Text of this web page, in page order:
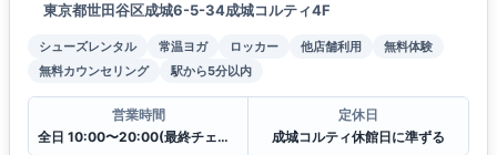
東京都世田谷区成城6-5-34成城コルティ4F
シューズレンタル 常温ヨガ ロッカー 他店舗利用
無料体験
無料カウンセリング
駅から5分以内
営業時間
全日 10:00〜20:00(最終チェックイン19:30)
定休日
成城コルティ休館日に準ずる